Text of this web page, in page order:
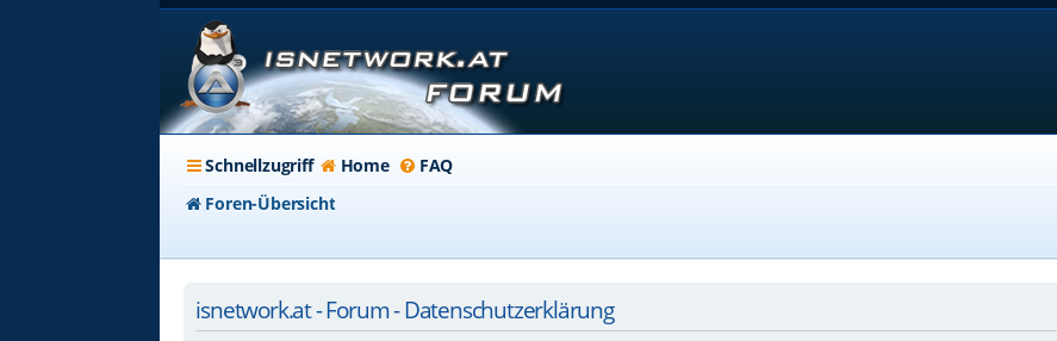
Schnellzugriff Home FAQ
Foren-Übersicht
isnetwork.at - Forum - Datenschutzerklärung